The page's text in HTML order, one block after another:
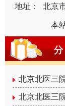
地址：
北京
本
北京北医三
北京北医三